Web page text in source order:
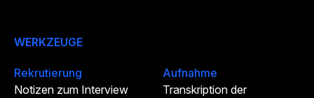
WERKZEUGE
Rekrutierung
Notizen zum Interview
Aufnahme
Transkription der